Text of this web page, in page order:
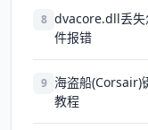
8 dvacore.dll丢失
件报错
9 海盗船(Corsair)
教程